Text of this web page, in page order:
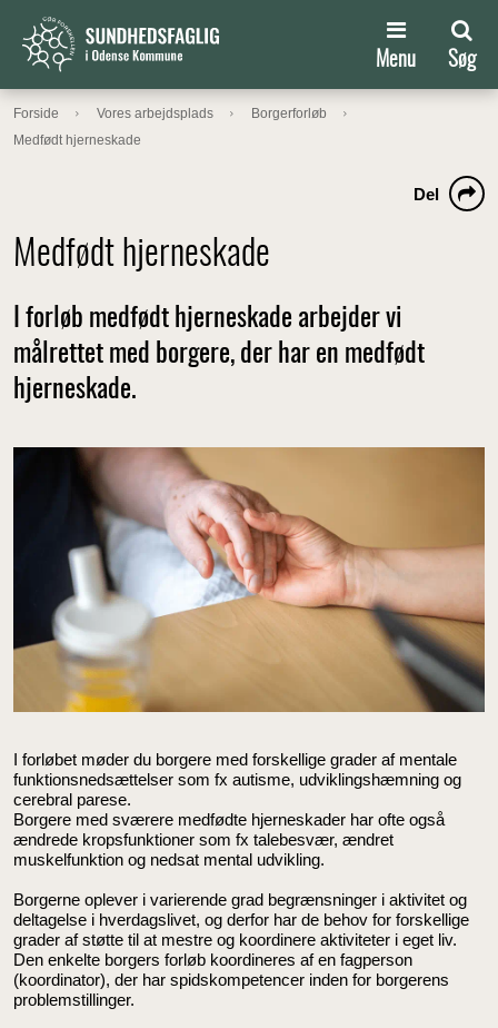
Menu Søg
Forside Vores arbejdsplads
Borgerforløb
Medfødt hjerneskade
Medfødt hjerneskade
Del
I forløb medfødt hjerneskade arbejder vi
målrettet med borgere, der har en medfødt
hjerneskade.
I forløbet møder du borgere med forskellige grader af mentale
funktionsnedsættelser som fx autisme, udviklingshæmning og
cerebral parese.
Borgere med sværere medfødte hjerneskader har ofte også
ændrede kropsfunktioner som fx talebesvær, ændret
muskelfunktion og nedsat mental udvikling.
Borgerne oplever i varierende grad begrænsninger i aktivitet og
deltagelse i hverdagslivet, og derfor har de behov for forskellige
grader af støtte til at mestre og koordinere aktiviteter i eget liv.
Den enkelte borgers forløb koordineres af en fagperson
(koordinator), der har spidskompetencer inden for borgerens
problemstillinger.